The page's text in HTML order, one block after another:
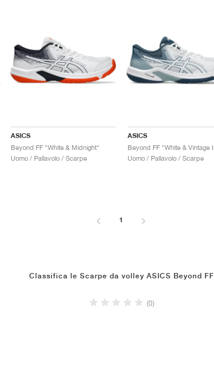
ASICS
Beyond FF "White & Midnight"
Uomo / Pallavolo / Scarpe
ASICS
Uomo / Pallavolo / Scarpe
1
Classifica le Scarpe da volley ASICS Beyond FF
(0)